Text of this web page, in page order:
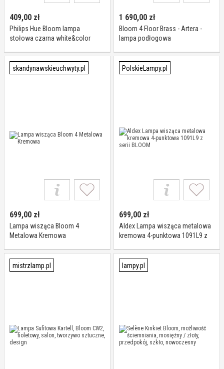
409,00 zł
Philips Hue Bloom lampa
stołowa czarna white&color
czarny, salon / jadalnia,
tworzywo sztuczne,
nowoczesny
1 690,00 zł
Bloom 4 Floor Brass - Artera -
lampa podłogowa
skandynawskieuchwyty.pl
699,00 zł
Lampa wisząca Bloom 4
Metalowa Kremowa
PolskieLampy.pl
699,00 zł
Aldex Lampa wisząca metalowa
kremowa 4-punktowa 1091L9 z
mistrzlamp.pl lampy.pl